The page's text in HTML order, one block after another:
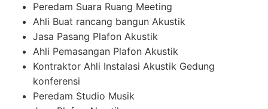
Peredam Suara Ruang Meeting
Ahli Buat rancang bangun Akustik
Jasa Pasang Plafon Akustik
Ahli Pemasangan Plafon Akustik
Kontraktor Ahli Instalasi Akustik Gedung
konferensi
Peredam Studio Musik